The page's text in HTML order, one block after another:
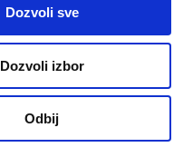
Dozvoli sve
Dozvoli izbor
Odbij